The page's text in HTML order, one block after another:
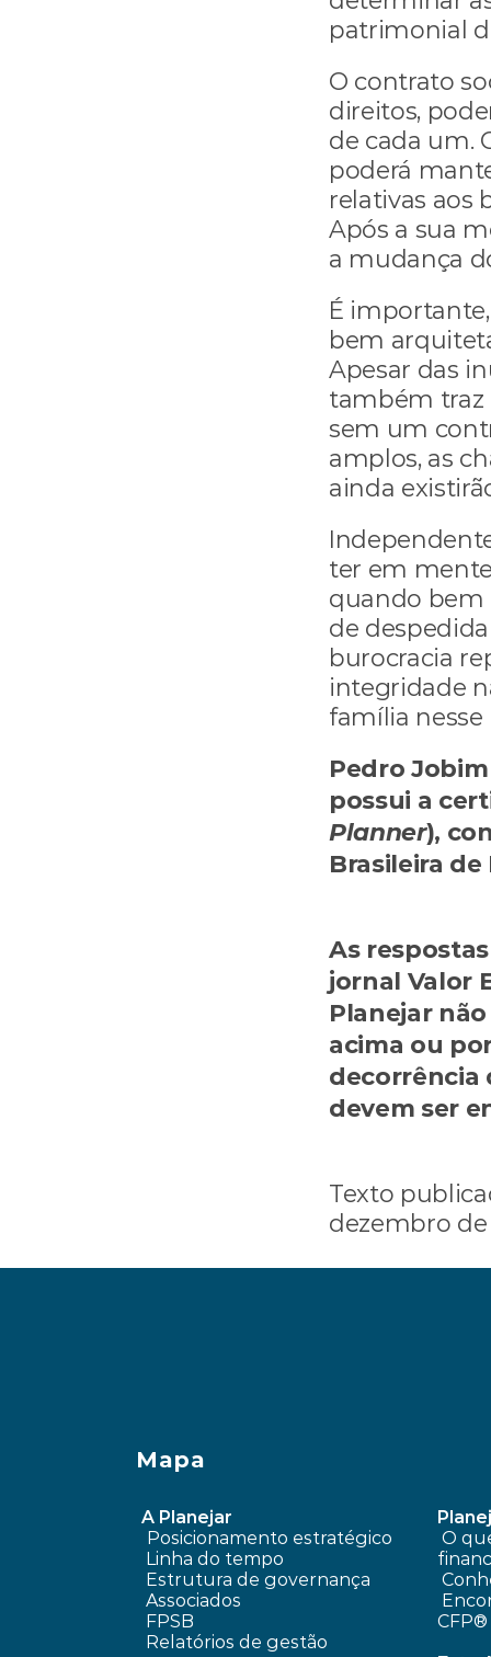
patrimonial
O contrato
direitos,
de cada um.
poderá
relativas aos
Após a sua
a mudança
É
bem
Apesar das
também traz
sem um
amplos, as
ainda
ter em
quando bem
de
burocracia
integridade
família
Pedro
possui a
Planner),
As
jornal Valor
Planejar
acima ou
decorrência
Texto
dezembro de
A Planejar
Posicionamento estratégico
Linha do tempo
Estrutura de governança
Associados
FPSB
Relatórios de gestão
CFP®
Mapa